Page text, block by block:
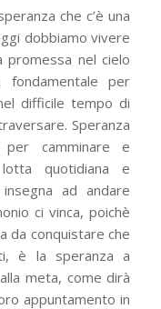
che c’è una
dobbiamo vivere
promessa nel cielo
fondamentale per
difficile tempo di
Speranza
camminare e
quotidiana e
insegna ad andare
ci vinca, poichè
da conquistare che
è la speranza a
meta, come dirà
appuntamento in